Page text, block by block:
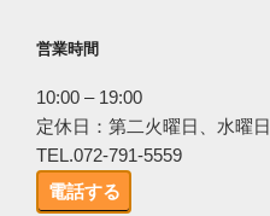
営業時間
10:00 – 19:00
定休日：第二火曜日、水曜日
TEL.072-791-5559
電話する